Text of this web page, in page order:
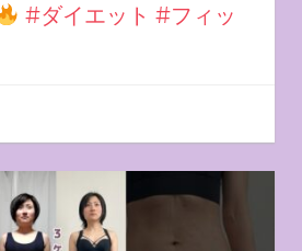
#ダイエット #フィッ